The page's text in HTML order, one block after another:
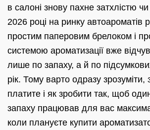
в салоні знову пахне затхлістю
2026 році на ринку автоароматів
простим паперовим брелоком і
системою ароматизації вже
лише по запаху, а й по
рік. Тому варто одразу
платите і як зробити так, щоб
запаху працював для вас
коли плануєте купити